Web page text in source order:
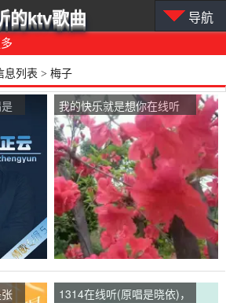
的ktv歌曲 导航
息列表 > 梅子
我的快乐就是想你在线听
(原唱是陈雅森)，梅子演唱
点播:702次
1314在线听(原唱是晓依)，